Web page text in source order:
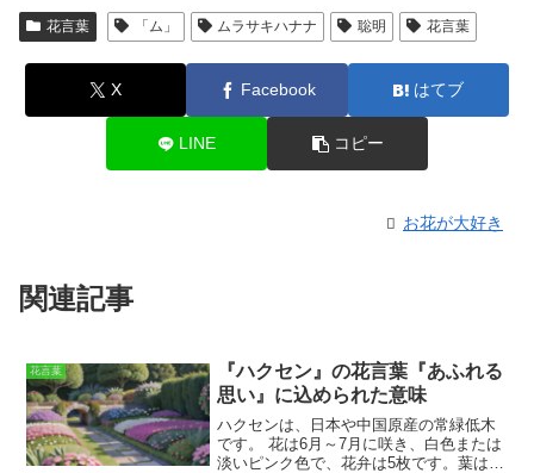
花言葉 「ム」 ムラサキハナナ 聡明 花言葉
X Facebook はてブ
LINE コピー
お花が大好き
関連記事
花言葉
『ハクセン』の花言葉『あふれる
思い』に込められた意味
ハクセンは、日本や中国原産の常緑低木
です。
花は6月～7月に咲き、白色または
淡いピンク色で、花弁は5枚です。葉は互